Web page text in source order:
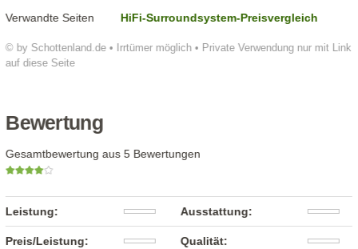
© by Schottenland.de • Irrtümer möglich • Private Verwendung nur mit Link
auf diese Seite
Verwandte Seiten HiFi-Surroundsystem-Preisvergleich
Bewertung
Gesamtbewertung aus 5 Bewertungen
Leistung: Ausstattung:
Preis/Leistung: Qualität: